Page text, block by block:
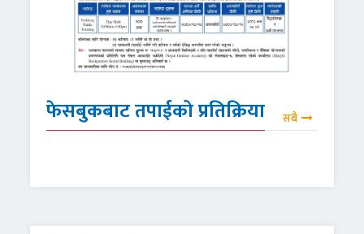
फेसबुकबाट तपाईको प्रतिक्रिया सबै